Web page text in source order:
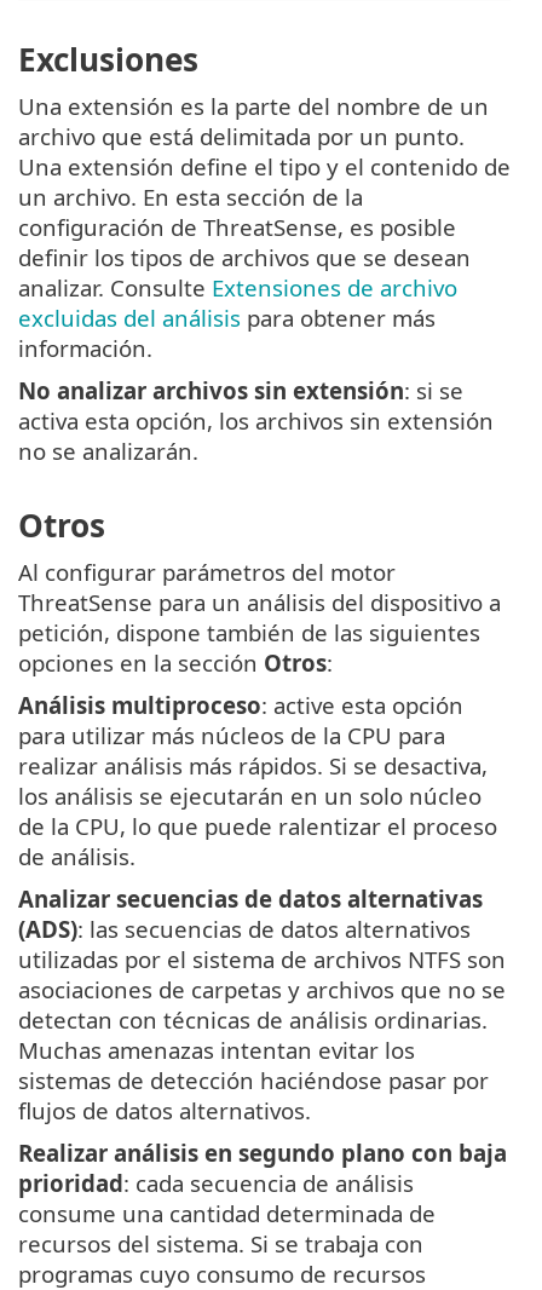
Exclusiones
Una extensión es la parte del nombre de un
archivo que está delimitada por un punto.
Una extensión define el tipo y el contenido de
un archivo. En esta sección de la
configuración de ThreatSense, es posible
definir los tipos de archivos que se desean
analizar. Consulte Extensiones de archivo
excluidas del análisis para obtener más
información.
No analizar archivos sin extensión: si se
activa esta opción, los archivos sin extensión
no se analizarán.
Otros
Al configurar parámetros del motor
ThreatSense para un análisis del dispositivo a
petición, dispone también de las siguientes
opciones en la sección Otros:
Análisis multiproceso: active esta opción
para utilizar más núcleos de la CPU para
realizar análisis más rápidos. Si se desactiva,
los análisis se ejecutarán en un solo núcleo
de la CPU, lo que puede ralentizar el proceso
de análisis.
Analizar secuencias de datos alternativas
(ADS): las secuencias de datos alternativos
utilizadas por el sistema de archivos NTFS son
asociaciones de carpetas y archivos que no se
detectan con técnicas de análisis ordinarias.
Muchas amenazas intentan evitar los
sistemas de detección haciéndose pasar por
flujos de datos alternativos.
Realizar análisis en segundo plano con baja
prioridad: cada secuencia de análisis
consume una cantidad determinada de
recursos del sistema. Si se trabaja con
programas cuyo consumo de recursos